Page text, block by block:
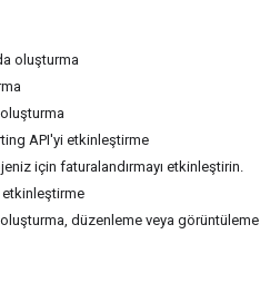
oluşturma
API'yi etkinleştirme
için faturalandırmayı etkinleştirin.
etkinleştirme
oluşturma, düzenleme veya görüntüleme